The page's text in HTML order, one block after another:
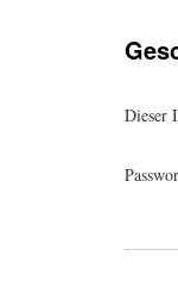
Dieser